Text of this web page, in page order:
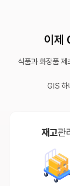
이제
식품과 화장품
GIS 하
재고관